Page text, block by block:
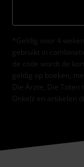
*Geldig voor 4
gebruikt in
de code wordt de
geldig op boeken,
Die Ärzte, Die
Onkelz en artikelen